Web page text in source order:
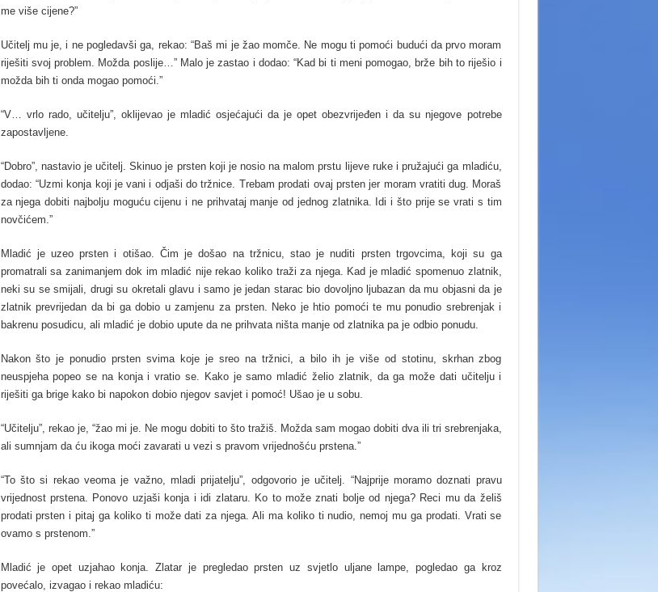
me više cijene?”
Učitelj mu je, i ne pogledavši ga, rekao: “Baš mi je žao momče. Ne mogu ti pomoći budući da prvo moram
riješiti svoj problem. Možda poslije…” Malo je zastao i dodao: “Kad bi ti meni pomogao, brže bih to riješio i
možda bih ti onda mogao pomoći.”
“V… vrlo rado, učitelju”, oklijevao je mladić osjećajući da je opet obezvrijeđen i da su njegove potrebe
zapostavljene.
“Dobro”, nastavio je učitelj. Skinuo je prsten koji je nosio na malom prstu lijeve ruke i pružajući ga mladiću,
dodao: “Uzmi konja koji je vani i odjaši do tržnice. Trebam prodati ovaj prsten jer moram vratiti dug. Moraš
za njega dobiti najbolju moguću cijenu i ne prihvataj manje od jednog zlatnika. Idi i što prije se vrati s tim
novčićem.”
Mladić je uzeo prsten i otišao. Čim je došao na tržnicu, stao je nuditi prsten trgovcima, koji su ga
promatrali sa zanimanjem dok im mladić nije rekao koliko traži za njega. Kad je mladić spomenuo zlatnik,
neki su se smijali, drugi su okretali glavu i samo je jedan starac bio dovoljno ljubazan da mu objasni da je
zlatnik prevrijedan da bi ga dobio u zamjenu za prsten. Neko je htio pomoći te mu ponudio srebrenjak i
bakrenu posudicu, ali mladić je dobio upute da ne prihvata ništa manje od zlatnika pa je odbio ponudu.
Nakon što je ponudio prsten svima koje je sreo na tržnici, a bilo ih je više od stotinu, skrhan zbog
neuspjeha popeo se na konja i vratio se. Kako je samo mladić želio zlatnik, da ga može dati učitelju i
riješiti ga brige kako bi napokon dobio njegov savjet i pomoć! Ušao je u sobu.
“Učitelju”, rekao je, “žao mi je. Ne mogu dobiti to što tražiš. Možda sam mogao dobiti dva ili tri srebrenjaka,
ali sumnjam da ću ikoga moći zavarati u vezi s pravom vrijednošću prstena.”
“To što si rekao veoma je važno, mladi prijatelju”, odgovorio je učitelj. “Najprije moramo doznati pravu
vrijednost prstena. Ponovo uzjaši konja i idi zlataru. Ko to može znati bolje od njega? Reci mu da želiš
prodati prsten i pitaj ga koliko ti može dati za njega. Ali ma koliko ti nudio, nemoj mu ga prodati. Vrati se
ovamo s prstenom.”
Mladić je opet uzjahao konja. Zlatar je pregledao prsten uz svjetlo uljane lampe, pogledao ga kroz
povećalo, izvagao i rekao mladiću: